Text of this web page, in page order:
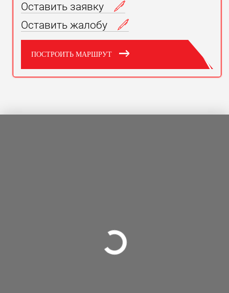
Оставить заявку
Оставить жалобу
ПОСТРОИТЬ МАРШРУТ